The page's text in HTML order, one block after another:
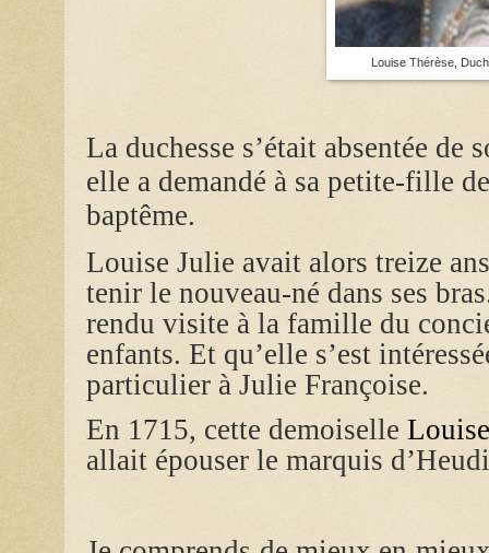
Louise Thérèse,
La duchesse s’était absentée de
elle a demandé à sa petite-fille
baptême.
Louise Julie avait alors treize
tenir le nouveau-né dans ses
rendu visite à la famille du
enfants. Et qu’elle s’est
particulier à Julie Françoise.
En 1715, cette demoiselle
allait épouser le marquis